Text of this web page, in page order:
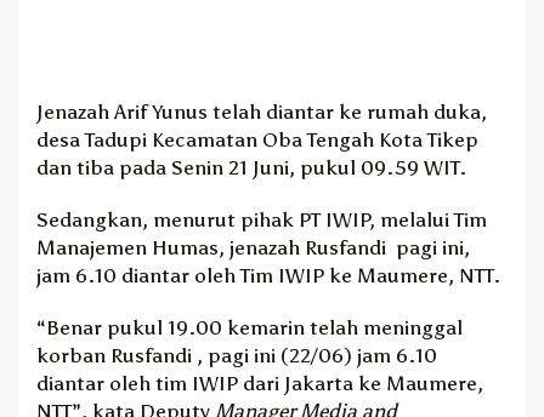
Jenazah Arif Yunus telah diantar ke rumah duka,
desa Tadupi Kecamatan Oba Tengah Kota Tikep
dan tiba pada Senin 21 Juni, pukul 09.59 WIT.
Sedangkan, menurut pihak PT IWIP, melalui Tim
Manajemen Humas, jenazah Rusfandi pagi ini,
jam 6.10 diantar oleh Tim IWIP ke Maumere, NTT.
“Benar pukul 19.00 kemarin telah meninggal
korban Rusfandi , pagi ini (22/06) jam 6.10
diantar oleh tim IWIP dari Jakarta ke Maumere,
NTT”, kata Deputy Manager Media and